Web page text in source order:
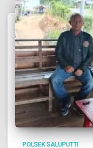
POLSEK SALUPUTTI